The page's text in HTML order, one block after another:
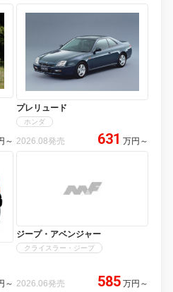
～
プレリュード
ホンダ
2026.08発売 631 万円 ～
～
ジープ・アベンジャー
クライスラー・ジープ
2026.06発売 585 万円 ～